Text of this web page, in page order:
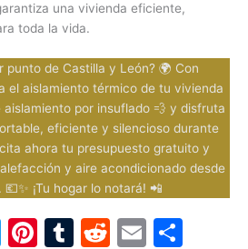
una vivienda eficiente,
toda la vida.
punto de Castilla y León? 🌍 Con
el aislamiento térmico de tu vivienda
por insuflado 💨 y disfruta
eficiente y silencioso durante
ahora tu presupuesto gratuito y
y aire acondicionado desde
¡Tu hogar lo notará! 📲
T
Pi T
R
E